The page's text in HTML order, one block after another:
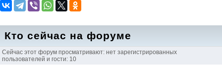
Кто сейчас на форуме
Сейчас этот форум просматривают: нет зарегистрированных
пользователей и гости: 10